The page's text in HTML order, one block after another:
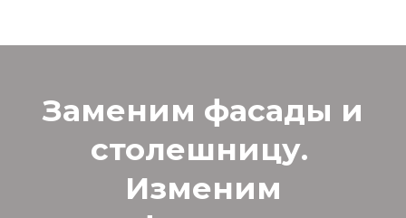
Заменим фасады и
столешницу.
Изменим